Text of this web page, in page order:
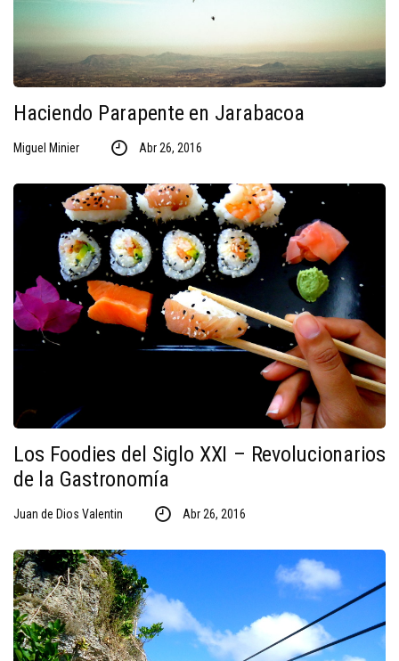
Haciendo Parapente en Jarabacoa
Miguel Minier Abr 26, 2016
Los Foodies del Siglo XXI – Revolucionarios
de la Gastronomía
Juan de Dios Valentin Abr 26, 2016